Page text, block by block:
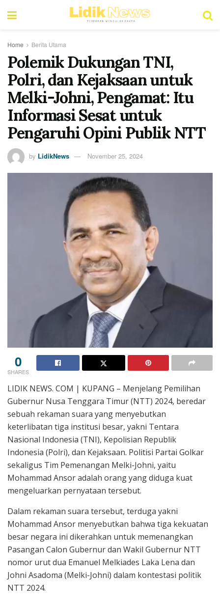
Home Berita Utama
Polemik Dukungan TNI,
Polri, dan Kejaksaan untuk
Melki-Johni, Pengamat: Itu
Informasi Sesat untuk
Pengaruhi Opini Publik NTT
by LidikNews November 25, 2024
0
SHARES
LIDIK NEWS. COM | KUPANG – Menjelang Pemilihan
Gubernur Nusa Tenggara Timur (NTT) 2024, beredar
sebuah rekaman suara yang menyebutkan
keterlibatan tiga institusi besar, yakni Tentara
Nasional Indonesia (TNI), Kepolisian Republik
Indonesia (Polri), dan Kejaksaan. Politisi Partai Golkar
sekaligus Tim Pemenangan Melki-Johni, yaitu
Mohammad Ansor adalah orang yang diduga kuat
mengeluarkan pernyataan tersebut.
Dalam rekaman suara tersebut, terduga yakni
Mohammad Ansor menyebutkan bahwa tiga kekuatan
besar negara ini dikerahkan untuk memenangkan
Pasangan Calon Gubernur dan Wakil Gubernur NTT
nomor urut dua Emanuel Melkiades Laka Lena dan
Johni Asadoma (Melki-Johni) dalam kontestasi politik
NTT 2024.